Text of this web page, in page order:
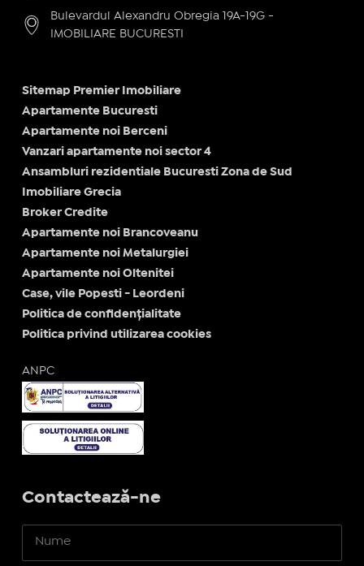
Bulevardul Alexandru Obregia 19A-19G -
IMOBILIARE BUCURESTI
Sitemap Premier Imobiliare
Apartamente Bucuresti
Apartamente noi Berceni
Vanzari apartamente noi sector 4
Ansambluri rezidentiale Bucuresti Zona de Sud
Imobiliare Grecia
Broker Credite
Apartamente noi Brancoveanu
Apartamente noi Metalurgiei
Apartamente noi Oltenitei
Case, vile Popesti - Leordeni
Politica de confidențialitate
Politica privind utilizarea cookies
ANPC
Contactează-ne